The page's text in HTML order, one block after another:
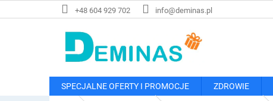
do
+48 604 929 702 info@deminas.pl
SPECJALNE OFERTY I PROMOCJE ZDROWIE